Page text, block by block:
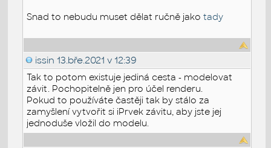
Snad to nebudu muset dělat ručně jakotady
issin 13.bře.2021 v 12:39
Tak to potom existuje jediná cesta - modelovat
závit. Pochopitelně jen pro účel renderu.
Pokud to používáte častěji tak by stálo za
zamyšlení vytvořit si iPrvek závitu, aby jste jej
jednoduše vložil do modelu.